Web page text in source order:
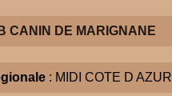
CANIN DE MARIGNANE
: MIDI COTE D AZUR